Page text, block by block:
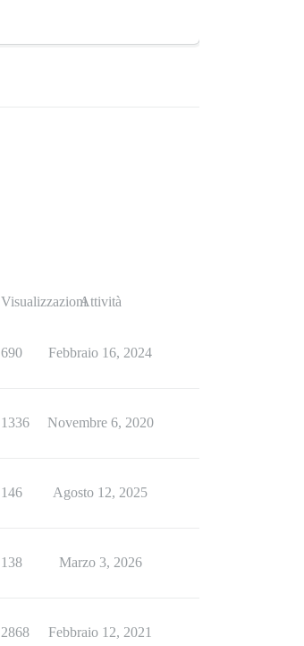
VisualizzazioniAttività
690 Febbraio 16, 2024
1336 Novembre 6, 2020
146 Agosto 12, 2025
138 Marzo 3, 2026
2868 Febbraio 12, 2021